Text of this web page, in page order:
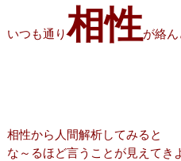
いつも通り相性が絡ん
相性から人間解析してみると
な～るほど言うことが見えてき